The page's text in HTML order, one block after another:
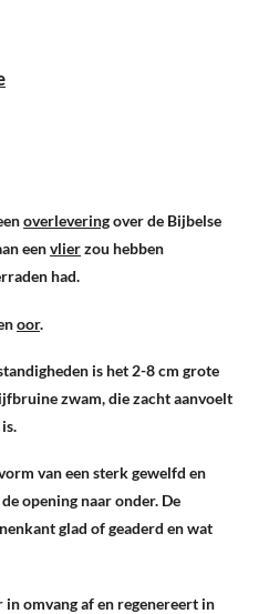
overleveringover de Bijbelse
eenvlierzou hebben
had.
oor.
is het 2-8 cm grote
zwam, die zacht aanvoelt
van een sterk gewelfd en
opening naar onder. De
glad of geaderd en wat
omvang af en regenereert in